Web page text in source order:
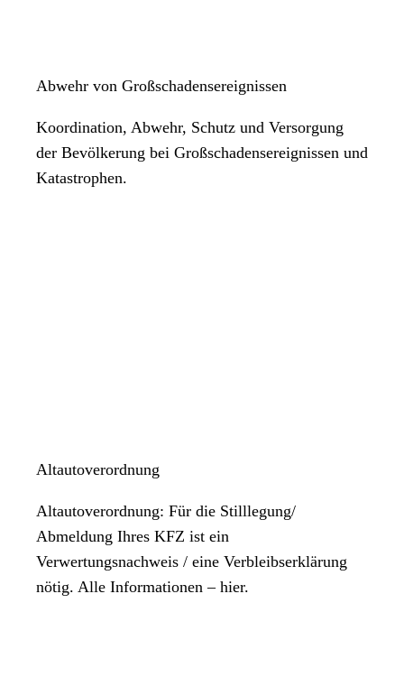
Abwehr von Großschadensereignissen
Koordination, Abwehr, Schutz und Versorgung
der Bevölkerung bei Großschadensereignissen und
Katastrophen.
Altautoverordnung
Altautoverordnung: Für die Stilllegung/
Abmeldung Ihres KFZ ist ein
Verwertungsnachweis / eine Verbleibserklärung
nötig. Alle Informationen – hier.